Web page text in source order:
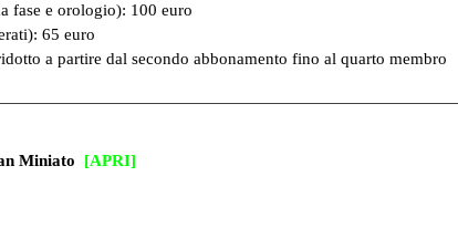
fase e orologio): 100 euro
65 euro
a partire dal secondo abbonamento fino al quarto membro
Miniato [APRI]